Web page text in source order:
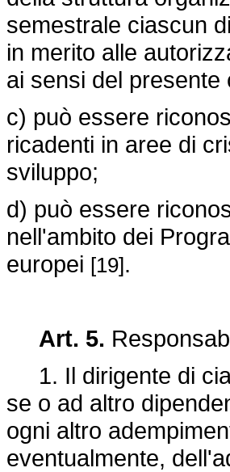
semestrale ciascun
in merito alle
ai sensi del presente
c) può essere
ricadenti in aree di
sviluppo;
d) può essere
nell'ambito dei
europei [19].
Art. 5.
1. Il dirigente di
se o ad altro
ogni altro
eventualmente,